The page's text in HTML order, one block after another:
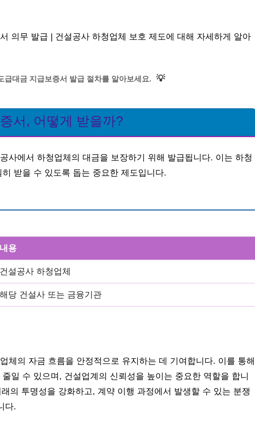
의무 발급 | 건설공사 하청업체 보호 제도에 대해 자세하게 알아
급대금 지급보증서 발급 절차를 알아보세요. 💡
서, 어떻게 받을까?
사에서 하청업체의 대금을 보장하기 위해 발급됩니다. 이는 하청
받을 수 있도록 돕는 중요한 제도입니다.
내용
건설공사 하청업체
해당 건설사 또는 금융기관
체의 자금 흐름을 안정적으로 유지하는 데 기여합니다. 이를 통해
일 수 있으며, 건설업계의 신뢰성을 높이는 중요한 역할을 합니
의 투명성을 강화하고, 계약 이행 과정에서 발생할 수 있는 분쟁
다.